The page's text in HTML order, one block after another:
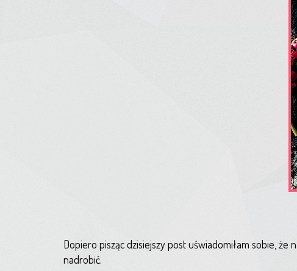
Dopiero pisząc dzisiejszy post uświadomiłam sobie, że
nadrobić.